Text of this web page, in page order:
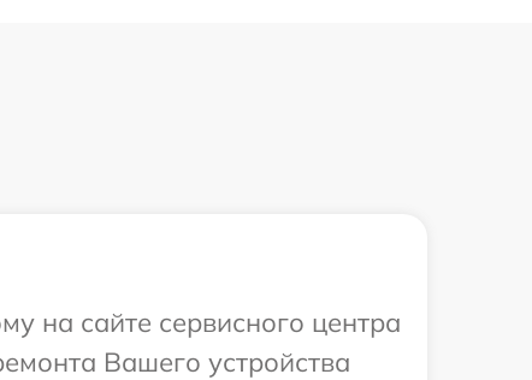
на сайте сервисного центра
Вашего устройства